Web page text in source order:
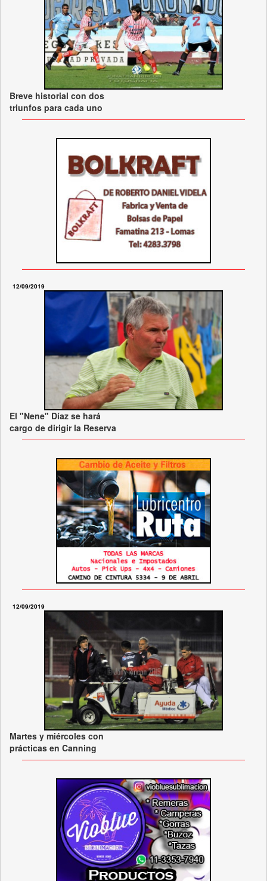
Breve historial con dos
triunfos para cada uno
12/09/2019
El "Nene" Díaz se hará
cargo de dirigir la Reserva
12/09/2019
Martes y miércoles con
prácticas en Canning